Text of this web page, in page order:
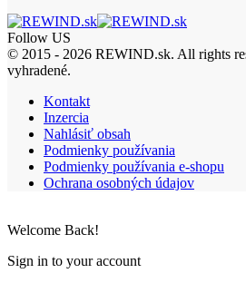
Follow US
© 2015 - 2026 REWIND.sk. All rights
vyhradené.
Kontakt
Inzercia
Nahlásiť obsah
Podmienky používania
Podmienky používania e-shopu
Ochrana osobných údajov
Welcome Back!
Sign in to your account